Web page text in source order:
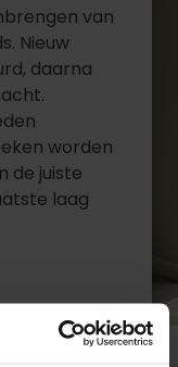
van
Nieuw
daarna
worden
de juiste
laag